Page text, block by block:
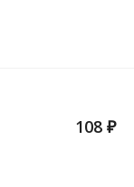
108 ₽